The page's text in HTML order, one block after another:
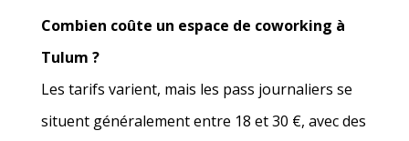
Combien coûte un espace de coworking à
Tulum ?
Les tarifs varient, mais les pass journaliers se
situent généralement entre 18 et 30 €, avec des